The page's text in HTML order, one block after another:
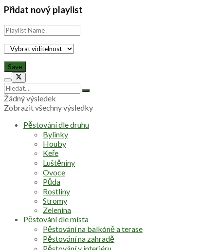
Přidat nový playlist
Žádný výsledek
Zobrazit všechny výsledky
Pěstování dle druhu
Bylinky
Houby
Keře
Luštěniny
Ovoce
Půda
Rostliny
Stromy
Zelenina
Pěstování dle místa
Pěstování na balkóně a terase
Pěstování na zahradě